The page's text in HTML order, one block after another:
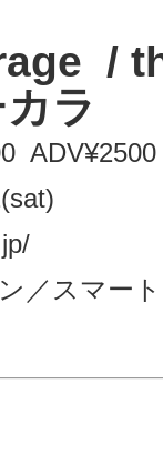
/
ラ
ン／スマー